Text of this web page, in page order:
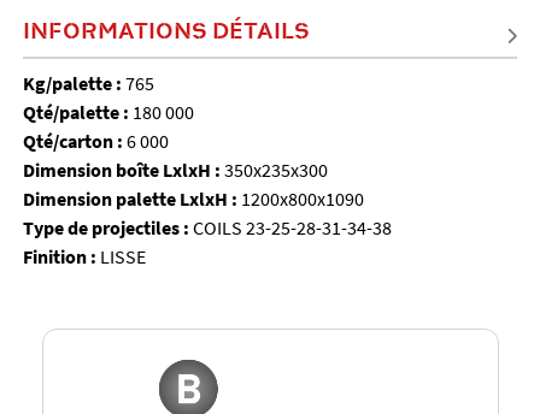
INFORMATIONS DÉTAILS
Kg/palette : 765
Qté/palette : 180 000
Qté/carton : 6 000
Dimension boîte LxlxH : 350x235x300
Dimension palette LxlxH : 1200x800x1090
Type de projectiles : COILS 23-25-28-31-34-38
Finition : LISSE